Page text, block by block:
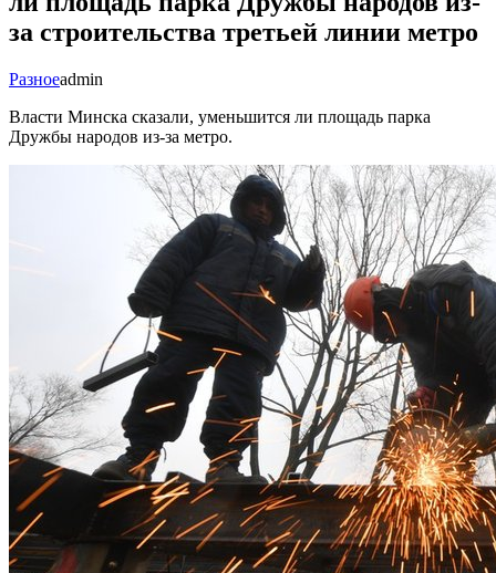
за строительства третьей линии метро
Разноеadmin
Власти Минска сказали, уменьшится ли площадь парка
Дружбы народов из-за метро.